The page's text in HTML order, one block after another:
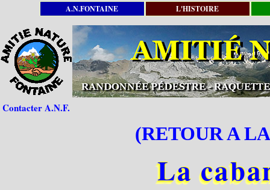
A.N.FONTAINE L'HISTOIRE
Contacter A.N.F.
(RETOUR A
La